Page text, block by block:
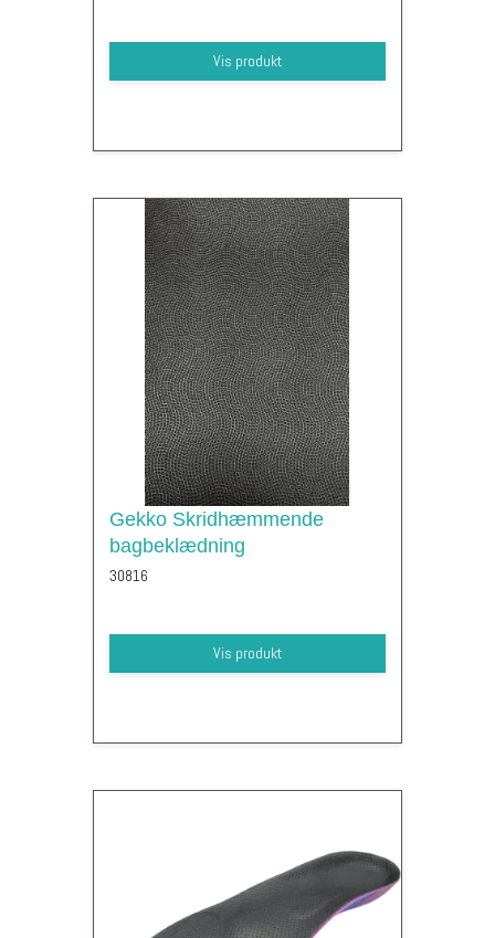
Vis produkt
Gekko Skridhæmmende
bagbeklædning
30816
Vis produkt